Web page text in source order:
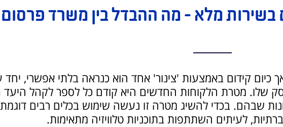
בשירות מלא – מה ההבדל בין משרד
כיום קידום באמצעות 'צינור' אחד הוא כנראה בלתי אפשרי,
שלו. מטרת הלקוחות החדשים היא קודם כל לספר לקהל היעד
שבהם. בכדי להשיג מטרה זו נעשה שימוש בכלים רבים
לעיתים השתתפות בתוכניות טלוויזיה מתאימות.